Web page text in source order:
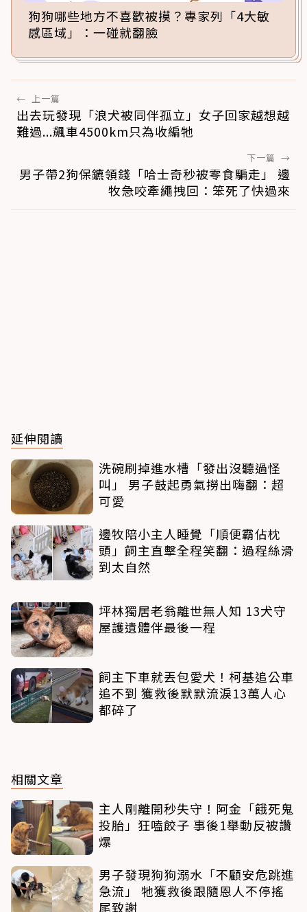
狗狗哪些地方不喜歡被摸？專家列「4大敏
感區域」：一碰就翻臉
← 上一篇
出去玩發現「浪犬被同伴孤立」女子回家越想越
難過...飆車4500km只為收編牠
下一篇 →
男子帶2狗保鑣領錢「哈士奇秒被零食騙走」 邊
牧急咬牽繩拽回：笨死了快過來
延伸閱讀
洗碗刷掉進水槽「發出沒聽過怪
叫」 男子鼓起勇氣撈出嗨翻：超
可愛
邊牧陪小主人睡覺「順便霸佔枕
頭」飼主直擊全程笑翻：過程絲滑
到太自然
坪林獨居老翁離世無人知 13犬守
屋護遺體伴最後一程
飼主下車就丟包愛犬！柯基追公車
追不到 獲救後默默流淚13萬人心
都碎了
相關文章
主人剛離開秒失守！阿金「餓死鬼
投胎」狂嗑餃子 事後1舉動反被讚
爆
男子發現狗狗溺水「不顧安危跳進
急流」 牠獲救後跟隨恩人不停搖
尾致謝